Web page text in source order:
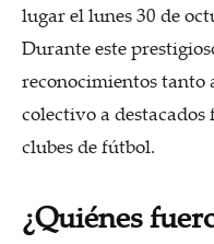
lugar el lunes 30 de
Durante este
reconocimientos
colectivo a
clubes de fútbol.
¿Quiénes